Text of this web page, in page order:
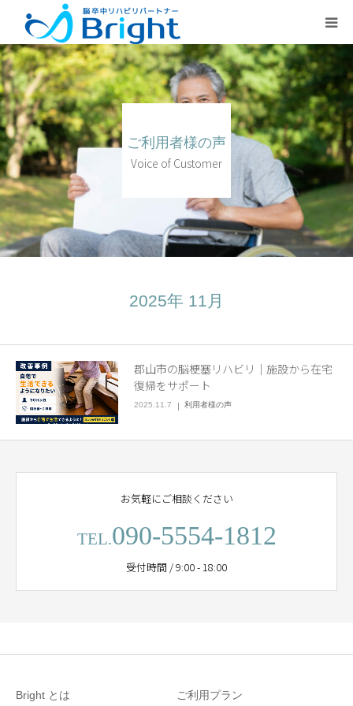
ご利用者様の声
Voice of Customer
2025年 11月
郡山市の脳梗塞リハビリ｜施設から在宅
復帰をサポート
2025.11.7 利用者様の声
お気軽にご相談ください
TEL.090-5554-1812
受付時間 / 9:00 - 18:00
Bright とは ご利用プラン
Brightとは
ご利用プラン
医療従事者の方
疾患別ページ
よくある質問